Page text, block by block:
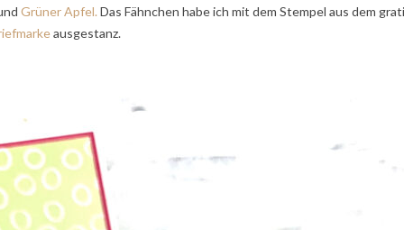
Grüner Apfel. Das Fähnchen habe ich mit dem Stempel aus dem
ausgestanz.